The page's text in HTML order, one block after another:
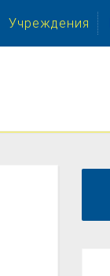
Учреждения